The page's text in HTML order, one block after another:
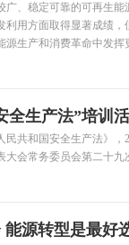
广、稳定可靠的可再生
利用方面取得显著成绩
生产和消费革命中发挥
全生产法”培训
民共和国安全生产法》
会常务委员会第二十九
源转型是最好